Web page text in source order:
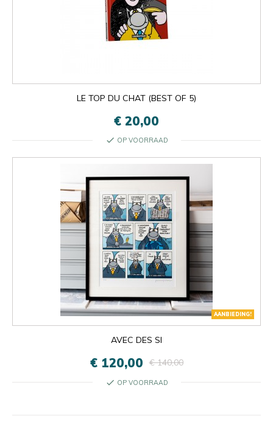
LE TOP DU CHAT (BEST OF 5)
€ 20,00
check OP VOORRAAD
AANBIEDING!
AVEC DES SI
€ 120,00 € 140,00
check OP VOORRAAD